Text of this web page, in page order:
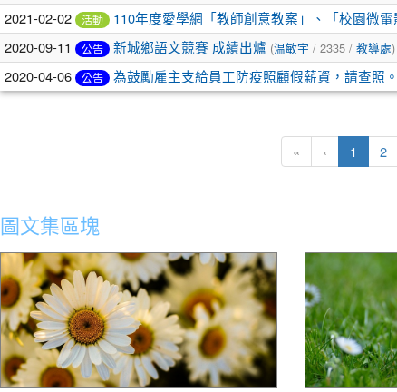
2021-02-02 活動 110年度愛學網「教師創意教案」、「校園微
2020-09-11 公告 新城鄉語文競賽 成績出爐 (温敏宇 / 2335 / 教導處)
2020-04-06 公告 為鼓勵雇主支給員工防疫照顧假薪資，請查照。
« ‹ 1 (目前
2
圖文集區塊
公告本縣2026城鎮韌性(防空)演習演練場所、
項目、日期 及時間實施交通管制措施,詳如公
告事項。
花蓮縣新城鄉
第2次招考代